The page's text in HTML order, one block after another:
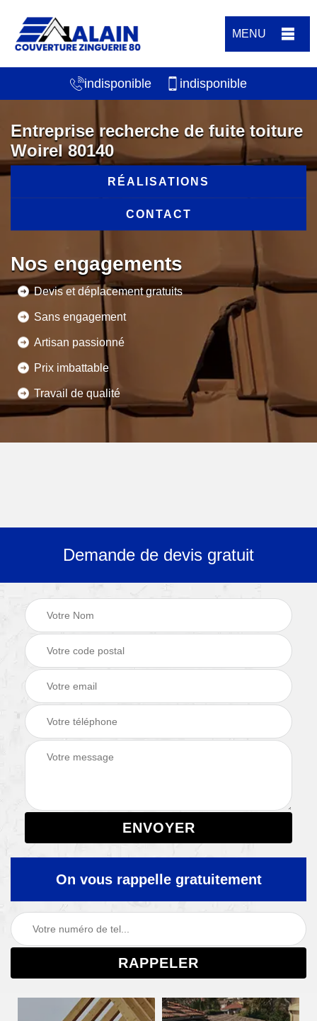
MENU
indisponible indisponible
Entreprise recherche de fuite toiture
Woirel 80140
RÉALISATIONS
CONTACT
Nos engagements
Devis et déplacement gratuits
Sans engagement
Artisan passionné
Prix imbattable
Travail de qualité
Demande de devis gratuit
On vous rappelle gratuitement